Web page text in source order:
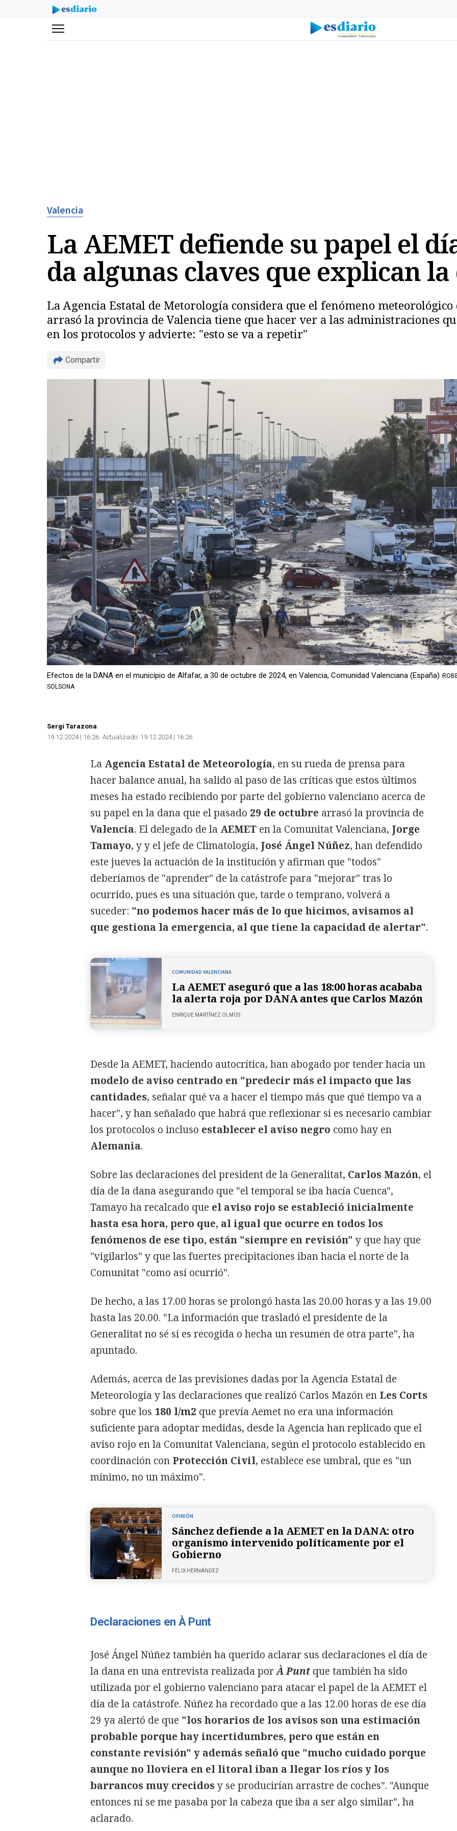
Menú
Valencia
La AEMET defiende su papel el
da algunas claves que explican
La Agencia Estatal de Metorología considera que el fenómeno meteorológico
arrasó la provincia de Valencia tiene que hacer ver a las administraciones
en los protocolos y advierte: "esto se va a repetir"
Compartir
Efectos de la DANA en el municipio de Alfafar, a 30 de octubre de 2024, en Valencia, Comunidad Valenciana (España)
SOLSONA
Sergi Tarazona
19.12.2024 | 16:26 Actualizado: 19.12.2024 | 16:26
La Agencia Estatal de Meteorología, en su rueda de prensa para
hacer balance anual, ha salido al paso de las críticas que estos últimos
meses ha estado recibiendo por parte del gobierno valenciano acerca de
su papel en la dana que el pasado 29 de octubre arrasó la provincia de
Valencia. El delegado de la AEMET en la Comunitat Valenciana, Jorge
Tamayo, y y el jefe de Climatología, José Ángel Núñez, han defendido
este jueves la actuación de la institución y afirman que "todos"
deberíamos de "aprender" de la catástrofe para "mejorar" tras lo
ocurrido, pues es una situación que, tarde o temprano, volverá a
suceder: "no podemos hacer más de lo que hicimos, avisamos al
que gestiona la emergencia, al que tiene la capacidad de alertar".
COMUNIDAD VALENCIANA
La AEMET aseguró que a las 18:00 horas acababa
la alerta roja por DANA antes que Carlos Mazón
ENRIQUE MARTÍNEZ OLMOS
Desde la AEMET, haciendo autocrítica, han abogado por tender hacia un
modelo de aviso centrado en "predecir más el impacto que las
cantidades, señalar qué va a hacer el tiempo más que qué tiempo va a
hacer", y han señalado que habrá que reflexionar si es necesario cambiar
los protocolos o incluso establecer el aviso negro como hay en
Alemania.
Sobre las declaraciones del president de la Generalitat, Carlos Mazón, el
día de la dana asegurando que "el temporal se iba hacía Cuenca",
Tamayo ha recalcado que el aviso rojo se estableció inicialmente
hasta esa hora, pero que, al igual que ocurre en todos los
fenómenos de ese tipo, están "siempre en revisión" y que hay que
"vigilarlos" y que las fuertes precipitaciones iban hacia el norte de la
Comunitat "como así ocurrió".
De hecho, a las 17.00 horas se prolongó hasta las 20.00 horas y a las 19.00
hasta las 20.00. "La información que trasladó el presidente de la
Generalitat no sé si es recogida o hecha un resumen de otra parte", ha
apuntado.
Además, acerca de las previsiones dadas por la Agencia Estatal de
Meteorología y las declaraciones que realizó Carlos Mazón en Les Corts
sobre que los 180 l/m2 que prevía Aemet no era una información
suficiente para adoptar medidas, desde la Agencia han replicado que el
aviso rojo en la Comunitat Valenciana, según el protocolo establecido en
coordinación con Protección Civil, establece ese umbral, que es "un
mínimo, no un máximo".
OPINIÓN
Sánchez defiende a la AEMET en la DANA: otro
organismo intervenido políticamente por el
Gobierno
FÉLIX HERNÁNDEZ
Declaraciones en À Punt
José Ángel Núñez también ha querido aclarar sus declaraciones el día de
la dana en una entrevista realizada porÀ Punt que también ha sido
utilizada por el gobierno valenciano para atacar el papel de la AEMET el
día de la catástrofe. Núñez ha recordado que a las 12.00 horas de ese día
29 ya alertó de que "los horarios de los avisos son una estimación
probable porque hay incertidumbres, pero que están en
constante revisión" y además señaló que "mucho cuidado porque
aunque no lloviera en el litoral iban a llegar los ríos y los
barrancos muy crecidosy se producirían arrastre de coches". "Aunque
entonces ni se me pasaba por la cabeza que iba a ser algo similar", ha
aclarado.